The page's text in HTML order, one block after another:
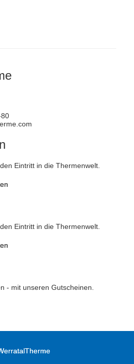
Eintritt in die Thermenwelt.
Eintritt in die Thermenwelt.
- mit unseren Gutscheinen.